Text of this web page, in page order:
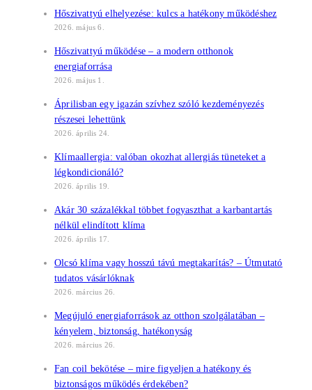
Hőszivattyú elhelyezése: kulcs a hatékony működéshez
2026. május 6.
Hőszivattyú működése – a modern otthonok
energiaforrása
2026. május 1.
Áprilisban egy igazán szívhez szóló kezdeményezés
részesei lehettünk
2026. április 24.
Klímaallergia: valóban okozhat allergiás tüneteket a
légkondicionáló?
2026. április 19.
Akár 30 százalékkal többet fogyaszthat a karbantartás
nélkül elindított klíma
2026. április 17.
Olcsó klíma vagy hosszú távú megtakarítás? – Útmutató
tudatos vásárlóknak
2026. március 26.
Megújuló energiaforrások az otthon szolgálatában –
kényelem, biztonság, hatékonyság
2026. március 26.
Fan coil bekötése – mire figyeljen a hatékony és
biztonságos működés érdekében?